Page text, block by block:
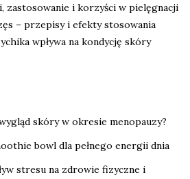
zastosowanie i korzyści w pielęgnacji
– przepisy i efekty stosowania
wpływa na kondycję skóry
skóry w okresie menopauzy?
bowl dla pełnego energii dnia
stresu na zdrowie fizyczne i